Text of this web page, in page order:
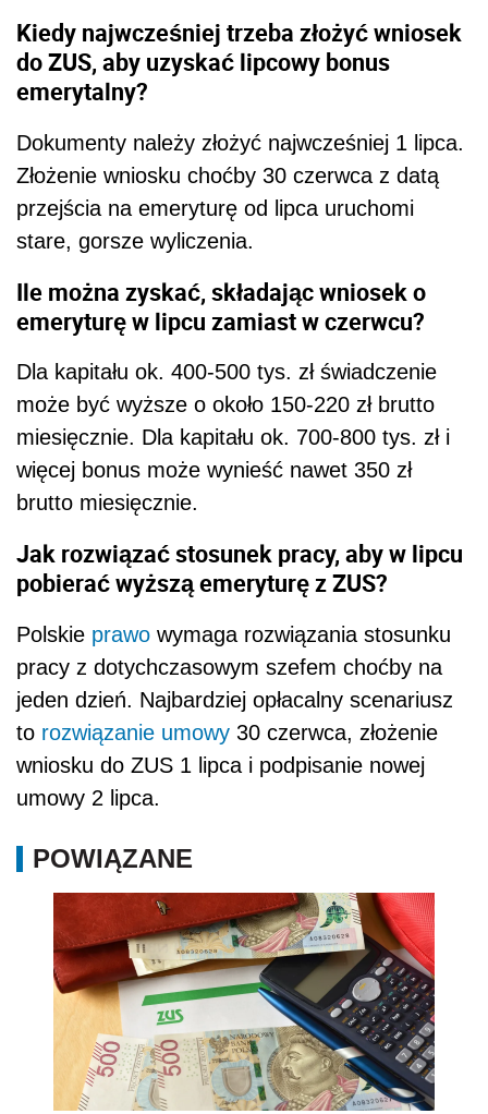
Kiedy najwcześniej trzeba złożyć wniosek
do ZUS, aby uzyskać lipcowy bonus
emerytalny?
Dokumenty należy złożyć najwcześniej 1 lipca.
Złożenie wniosku choćby 30 czerwca z datą
przejścia na emeryturę od lipca uruchomi
stare, gorsze wyliczenia.
Ile można zyskać, składając wniosek o
emeryturę w lipcu zamiast w czerwcu?
Dla kapitału ok. 400-500 tys. zł świadczenie
może być wyższe o około 150-220 zł brutto
miesięcznie. Dla kapitału ok. 700-800 tys. zł i
więcej bonus może wynieść nawet 350 zł
brutto miesięcznie.
Jak rozwiązać stosunek pracy, aby w lipcu
pobierać wyższą emeryturę z ZUS?
Polskie prawo wymaga rozwiązania stosunku
pracy z dotychczasowym szefem choćby na
jeden dzień. Najbardziej opłacalny scenariusz
to rozwiązanie umowy 30 czerwca, złożenie
wniosku do ZUS 1 lipca i podpisanie nowej
umowy 2 lipca.
POWIĄZANE